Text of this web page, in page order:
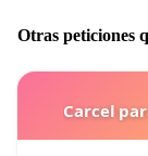
Otras peticiones
Carcel